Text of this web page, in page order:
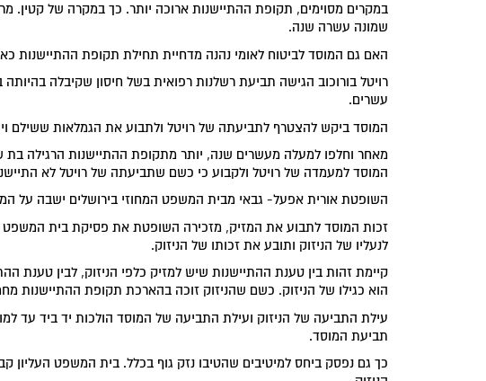
במקרים מסוימים, תקופת ההתיישנות ארוכה יותר. כך במקרה של קטין.
שמונה עשרה שנה.
האם גם המוסד לביטוח לאומי נהנה מדחיית תחילת תקופת ההתיישנות
רויטל בורוכוב הגישה תביעת רשלנות רפואית בשל חיסון שקיבלה
עשרים.
המוסד ביקש להצטרף לתביעתה של רויטל ולתבוע את הגמלאות ששילם
מאחר וחלפו למעלה מעשרים שנה, יותר מתקופת ההתיישנות הרגילה
המוסד למעמדה של רויטל ולקבוע כי כשם שתביעתה של רויטל לא
השופטת אורית אפעל- גבאי מבית המשפט המחוזי בירושלים ישבה על
זכות המוסד לתבוע את המזיק, מזכירה השופטת את פסיקת בית המשפט
לנעליו של הניזוק ותובע את זכותו של הניזוק.
קיימת זהות בין טענת ההתיישנות שיש למזיק כלפי הניזוק, לבין טענת
הוא כגילו של הניזוק. כשם שהניזוק זוכה בהארכת תקופת ההתיישנות
עילת התביעה של הניזוק ועילת התביעה של המוסד הולכות יד ביד עד
תביעת המוסד.
כך גם נפסק ביחס למיטיבים שהטיבו נזק גוף בכלל. בית המשפט העליון